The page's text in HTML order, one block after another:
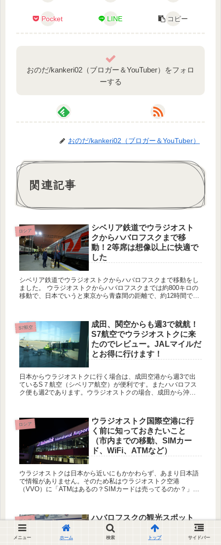
Pocket LINE コピー
おのだ/kankeri02（ブロガー＆YouTuber）をフォロ
ーする
おのだ/kankeri02（ブロガー＆YouTuber）
関連記事
ロシア
シベリア鉄道でウラジオスト
クからハバロフスクまで移
動！2等席は想像以上に快適で
した
シベリア鉄道でウラジオストクからハバロフスクまで移動をし
ました。 ウラジオストクからハバロフスクまでは約800キロの
移動で、日本でいうと東京から青森間の距離で、約12時間で
S7航空
成田、関空からも週3で就航！
S7航空でウラジオストクに来
たのでレビュー。JALマイルだ
とお得に行けます！
日本からウラジオストクに行く場合は、成田空港から週3で出
ているS７航空（シベリア航空）が便利です。またハバロフス
ク便も週2であります。ウラジオストクの場合、成田から沖縄
ロシア
ウラジオストク国際空港に行
く前に知っておきたいこと
（市内までの移動、SIMカー
ド、WiFi、ATMなど）
ウラジオストクは日本から近いにもかかわらず、あまり日本語
で情報がありません。そのため私はウラジオストク空港
（VVO）に「ATMはあるの？SIMカードは売ってるのか？」な
ロシア
ハバロフスクの観光スポット
とおすすめカフェ
メニュー ホーム 検索 トップ サイドバー